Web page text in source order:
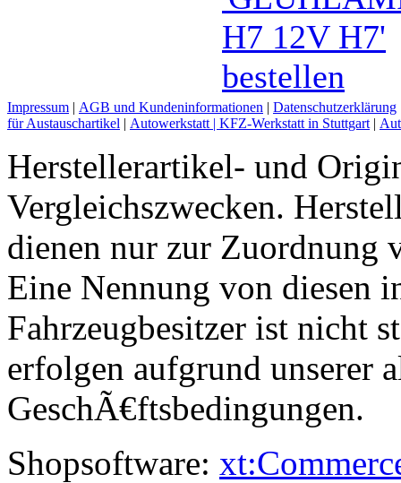
Impressum | AGB und Kundeninformationen | Datenschutzerklärung
für Austauschartikel | Autowerkstatt | KFZ-Werkstatt in Stuttgart |
Herstellerartikel- und
Vergleichszwecken.
dienen nur zur Zuordnung
Eine Nennung von diesen
Fahrzeugbesitzer ist nicht
erfolgen aufgrund unserer
GeschÃ€ftsbedingungen.
Shopsoftware: